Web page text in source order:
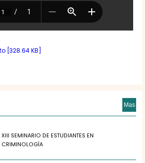
[328.64 KB]
Mas
XIII SEMINARIO DE ESTUDIANTES EN
CRIMINOLOGÍA